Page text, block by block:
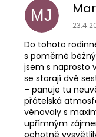
MJ
Do tohoto
s poměrně
jsem s naprosto
se starají dvě
– panuje tu
přátelská
věnovaly s
upřímným
ochotně